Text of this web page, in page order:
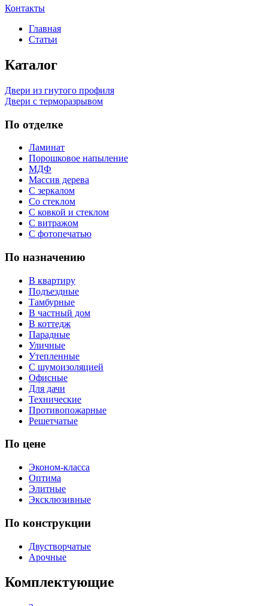
Контакты
Главная
Статьи
Каталог
Двери из гнутого профиля
Двери с терморазрывом
По отделке
Ламинат
Порошковое напыление
МДФ
Массив дерева
С зеркалом
Со стеклом
С ковкой и стеклом
С витражом
С фотопечатью
По назначению
В квартиру
Подъездные
Тамбурные
В частный дом
В коттедж
Парадные
Уличные
Утепленные
С шумоизоляцией
Офисные
Для дачи
Технические
Противопожарные
Решетчатые
По цене
Эконом-класса
Оптима
Элитные
Эксклюзивные
По конструкции
Двустворчатые
Арочные
Комплектующие